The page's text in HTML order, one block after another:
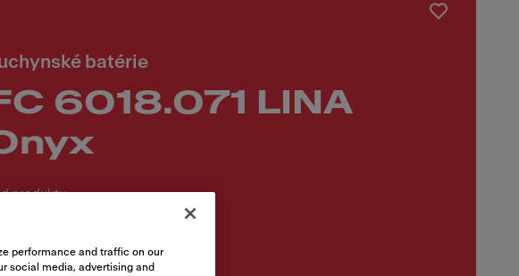
batérie
6018.071 LINA
produktu
performance and traffic on our
social media, advertising and